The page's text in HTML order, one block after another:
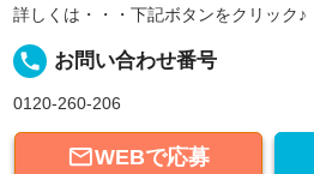
詳しくは・・・下記ボタンをクリック♪
local_phone お問い合わせ番号
0120-260-206
WEBで応募